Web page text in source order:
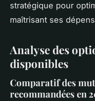
stratégique pour
maîtrisant ses
Analyse des
disponibles
Comparatif des
recommandées en